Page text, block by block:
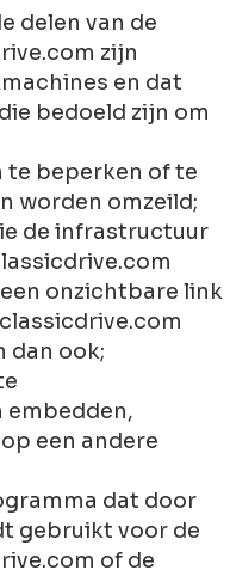
delen van de
zijn
en dat
bedoeld zijn om
beperken of te
worden omzeild;
de infrastructuur
onzichtbare link
dan ook;
embedden,
een andere
dat door
gebruikt voor de
of de